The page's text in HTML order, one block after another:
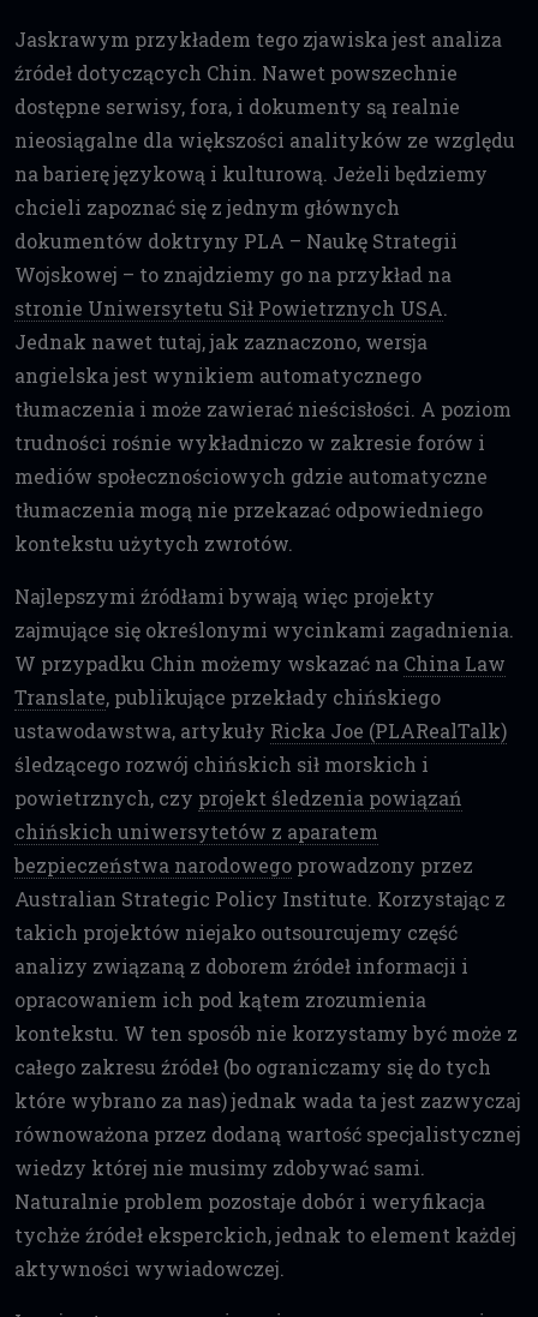
Jaskrawym przykładem tego zjawiska jest analiza
źródeł dotyczących Chin. Nawet powszechnie
dostępne serwisy, fora, i dokumenty są realnie
nieosiągalne dla większości analityków ze względu
na barierę językową i kulturową. Jeżeli będziemy
chcieli zapoznać się z jednym głównych
dokumentów doktryny PLA – Naukę Strategii
Wojskowej – to znajdziemy go na przykład na
stronie Uniwersytetu Sił Powietrznych USA.
Jednak nawet tutaj, jak zaznaczono, wersja
angielska jest wynikiem automatycznego
tłumaczenia i może zawierać nieścisłości. A poziom
trudności rośnie wykładniczo w zakresie forów i
mediów społecznościowych gdzie automatyczne
tłumaczenia mogą nie przekazać odpowiedniego
kontekstu użytych zwrotów.
Najlepszymi źródłami bywają więc projekty
zajmujące się określonymi wycinkami zagadnienia.
W przypadku Chin możemy wskazać na China Law
Translate, publikujące przekłady chińskiego
ustawodawstwa, artykuły Ricka Joe (PLARealTalk)
śledzącego rozwój chińskich sił morskich i
powietrznych, czy projekt śledzenia powiązań
chińskich uniwersytetów z aparatem
bezpieczeństwa narodowego prowadzony przez
Australian Strategic Policy Institute. Korzystając z
takich projektów niejako outsourcujemy część
analizy związaną z doborem źródeł informacji i
opracowaniem ich pod kątem zrozumienia
kontekstu. W ten sposób nie korzystamy być może z
całego zakresu źródeł (bo ograniczamy się do tych
które wybrano za nas) jednak wada ta jest zazwyczaj
równoważona przez dodaną wartość specjalistycznej
wiedzy której nie musimy zdobywać sami.
Naturalnie problem pozostaje dobór i weryfikacja
tychże źródeł eksperckich, jednak to element każdej
aktywności wywiadowczej.